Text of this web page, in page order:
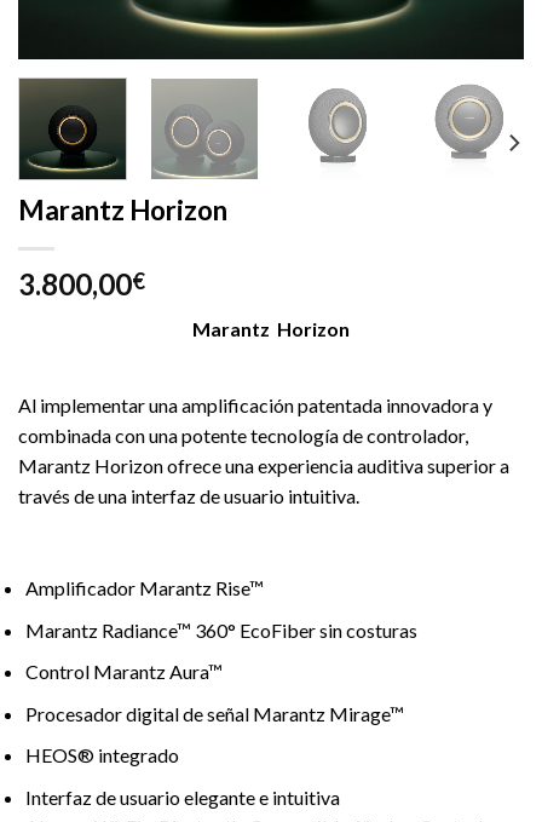
Marantz Horizon
3.800,00€
Marantz Horizon
Al implementar una amplificación patentada innovadora y
combinada con una potente tecnología de controlador,
Marantz Horizon ofrece una experiencia auditiva superior a
través de una interfaz de usuario intuitiva.
Amplificador Marantz Rise™
Marantz Radiance™ 360° EcoFiber sin costuras
Control Marantz Aura™
Procesador digital de señal Marantz Mirage™
HEOS® integrado
Interfaz de usuario elegante e intuitiva